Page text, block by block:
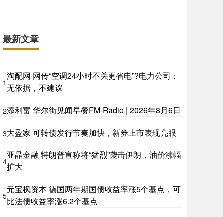
最新文章
1
淘配网 网传“空调24小时不关更省电”?电力公司：
无依据，不建议
2添利富 华尔街见闻早餐FM-Radio | 2026年8月6日
3大盈家 可转债发行节奏加快，新券上市表现亮眼
4
亚晶金融 特朗普宣称将“猛烈”袭击伊朗，油价涨幅
扩大
5
元宝枫资本 德国两年期国债收益率涨5个基点，可
比法债收益率涨6.2个基点